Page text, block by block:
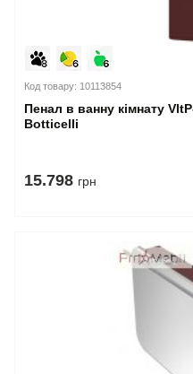
Код товару: 10113854
Пенал в ванну кімнату
Botticelli
15.798 грн